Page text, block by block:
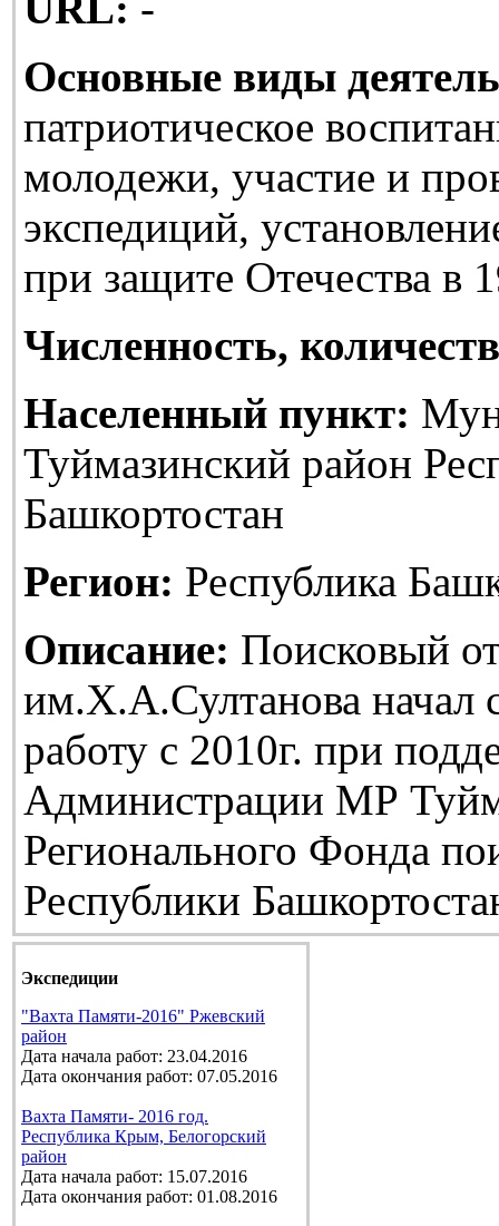
Основные виды
патриотическое
молодежи, участие и
экспедиций,
при защите Отечества в
Численность,
Населенный пункт:
Туймазинский район
Башкортостан
Регион: Республика
Описание: Поисковый
им.Х.А.Султанова начал
работу с 2010г. при
Администрации МР
Регионального Фонда
Республики
Экспедиции
"Вахта Памяти-2016" Ржевский
район
Дата начала работ: 23.04.2016
Дата окончания работ: 07.05.2016
Вахта Памяти- 2016 год.
Республика Крым, Белогорский
район
Дата начала работ: 15.07.2016
Дата окончания работ: 01.08.2016